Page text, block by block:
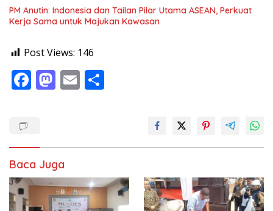
PM Anutin: Indonesia dan Tailan Pilar Utama ASEAN, Perkuat
Kerja Sama untuk Majukan Kawasan
Post Views: 146
F
o
o
k
M
o
n
E
Baca Juga